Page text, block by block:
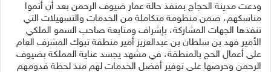
ودعت مدينة الحجاج بمنفذ حالة عمار ضيوف الرحمن بعد أن أتموا
مناسكهم، ضمن منظومة متكاملة من الخدمات والتسهيلات التي
تنفذها الجهات المشاركة، بإشراف ومتابعة صاحب السمو الملكي
الأمير فهد بن سلطان بن عبدالعزيز أمير منطقة تبوك المشرف العام
على أعمال الحج بالمنطقة، في مشهد يجسد عناية المملكة بضيوف
الرحمن وحرصها على توفير أفضل الخدمات لهم منذ لحظة قدومهم